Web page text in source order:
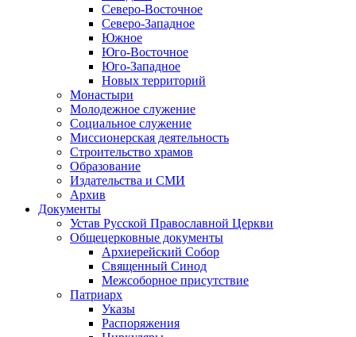
Северо-Восточное
Северо-Западное
Южное
Юго-Восточное
Юго-Западное
Новых территорий
Монастыри
Молодежное служение
Социальное служение
Миссионерская деятельность
Строительство храмов
Образование
Издательства и СМИ
Архив
Документы
Устав Русской Православной Церкви
Общецерковные документы
Архиерейский Собор
Священный Синод
Межсоборное присутствие
Патриарх
Указы
Распоряжения